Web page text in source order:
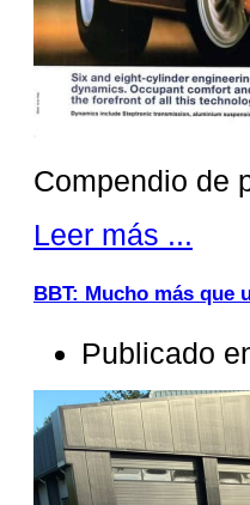
Compendio de
Leer más ...
BBT: Mucho más que
Publicado